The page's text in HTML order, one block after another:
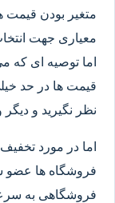
متغیر بودن قیمت
معیاری جهت
اما توصیه ای که
قیمت ها در حد
نظر نگیرید و دیگر
اما در مورد
فروشگاه ها عضو
فروشگاهی به